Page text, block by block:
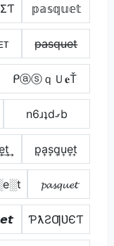
𝕡𝕒𝕤𝕢𝕦𝕖𝕥
p̶a̶s̶q̶u̶e̶t̶
ᑭⓐⓢｑＵ𝐞Ť
n6ɹʇdގb
p͎a͎s͎q͎u͎e͎t͎
𝓹𝓪𝓼𝓺𝓾𝓮𝓽
ƤƛƧƢƲЄƬ